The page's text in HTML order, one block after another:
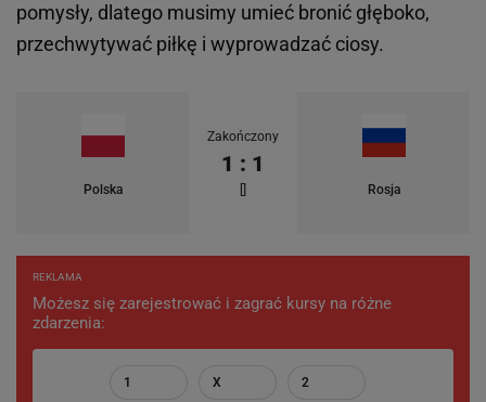
pomysły, dlatego musimy umieć bronić głęboko,
przechwytywać piłkę i wyprowadzać ciosy.
Polska
Zakończony
1 : 1
Rosja
REKLAMA
Możesz się zarejestrować i zagrać kursy na różne
zdarzenia:
1 X 2